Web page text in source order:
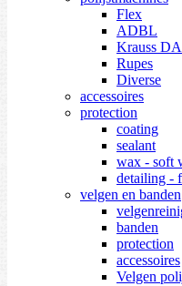
Flex
ADBL
Krauss
Rupes
Diverse
accessoires
protection
coating
sealant
wax - soft
detailing -
velgen en banden
banden
protection
accessoires
Velgen